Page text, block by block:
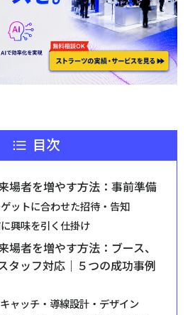
目次
場者を増やす方法：事前準備
ゲットに合わせた招待・告知
に興味を引く仕掛け
場者を増やす方法：ブース、
タッフ対応｜５つの成功事例
キャッチ・導線設計・デザイン